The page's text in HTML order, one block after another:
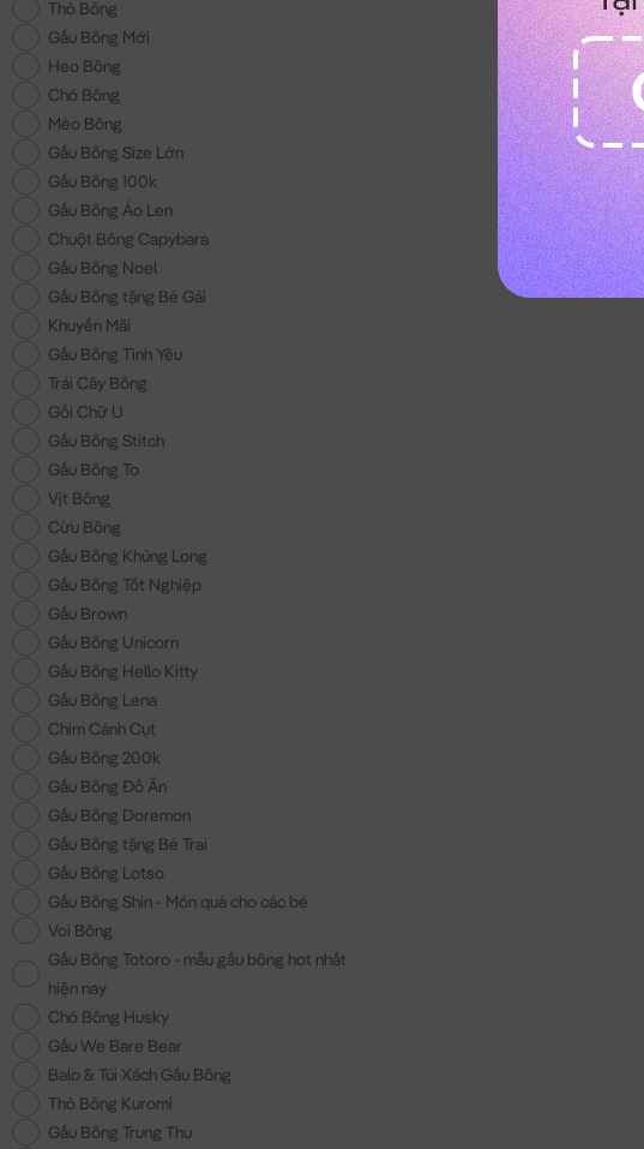
Thỏ Bông
Gấu Bông Mới
Heo Bông
Chó Bông
Mèo Bông
Gấu Bông Size Lớn
Gấu Bông 100k
Gấu Bông Áo Len
Chuột Bông Capybara
Gấu Bông Noel
Gấu Bông tặng Bé Gái
Khuyến Mãi
Gấu Bông Tình Yêu
Trái Cây Bông
Gối Chữ U
Gấu Bông Stitch
Gấu Bông To
Vịt Bông
Cừu Bông
Gấu Bông Khủng Long
Gấu Bông Tốt Nghiệp
Gấu Brown
Gấu Bông Unicorn
Gấu Bông Hello Kitty
Gấu Bông Lena
Chim Cánh Cụt
Gấu Bông 200k
Gấu Bông Đồ Ăn
Gấu Bông Doremon
Gấu Bông tặng Bé Trai
Gấu Bông Lotso
Gấu Bông Shin - Món quà cho các bé
Voi Bông
Gấu Bông Totoro - mẫu gấu bông hot nhất
hiện nay
Chó Bông Husky
Gấu We Bare Bear
Balo & Túi Xách Gấu Bông
Thỏ Bông Kuromi
Gấu Bông Trung Thu